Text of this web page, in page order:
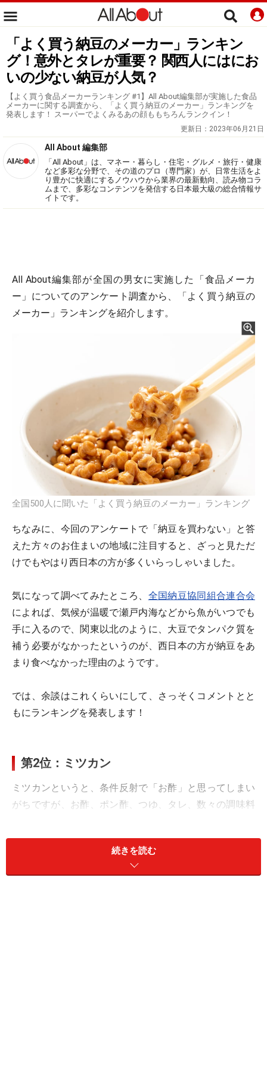
「よく買う納豆のメーカー」ランキン
グ！意外とタレが重要？ 関西人にはにお
いの少ない納豆が人気？
【よく買う食品メーカーランキング #1】All About編集部が実施した食品
メーカーに関する調査から、「よく買う納豆のメーカー」ランキングを
発表します！ スーパーでよくみるあの顔ももちろんランクイン！
更新日： 2023年06月21日
All About 編集部
「All About」は、マネー・暮らし・住宅・グルメ・旅行・健康
など多彩な分野で、その道のプロ（専門家）が、日常生活をよ
り豊かに快適にするノウハウから業界の最新動向、読み物コラ
ムまで、多彩なコンテンツを発信する日本最大級の総合情報サ
イトです。
All About編集部が全国の男女に実施した「食品メーカ
ー」についてのアンケート調査から、「よく買う納豆の
メーカー」ランキングを紹介します。
全国500人に聞いた「よく買う納豆のメーカー」ランキング
ちなみに、今回のアンケートで「納豆を買わない」と答
えた方々のお住まいの地域に注目すると、ざっと見ただ
けでもやはり西日本の方が多くいらっしゃいました。
気になって調べてみたところ、 全国納豆協同組合連合会
によれば、気候が温暖で瀬戸内海などから魚がいつでも
手に入るので、関東以北のように、大豆でタンパク質を
補う必要がなかったというのが、西日本の方が納豆をあ
まり食べなかった理由のようです。
では、余談はこれくらいにして、さっそくコメントとと
もにランキングを発表します！
第2位：ミツカン
ミツカンというと、条件反射で「お酢」と思ってしまい
がちですが、お酢、ポン酢、つゆ、タレ、数々の調味料
ミツカンのなかでの人気ブランドは
た。ウェブサイトを見てみると、びっくりするくらいた
続きを読む